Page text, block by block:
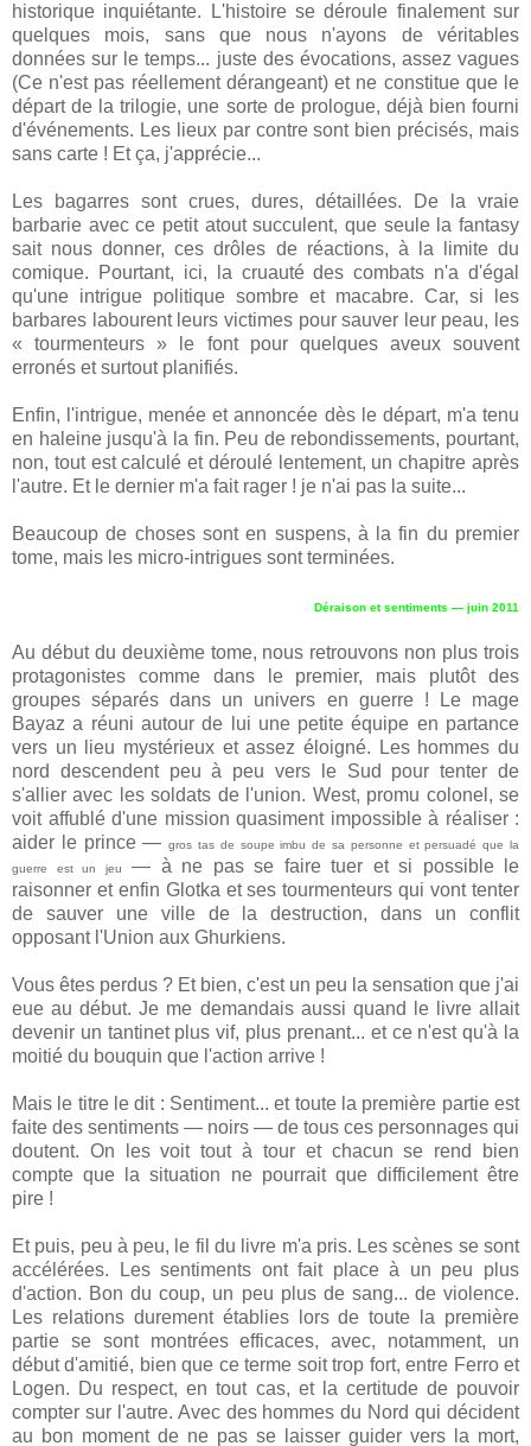
historique inquiétante. L'histoire se déroule finalement sur
quelques mois, sans que nous n'ayons de véritables
données sur le temps... juste des évocations, assez vagues
(Ce n'est pas réellement dérangeant) et ne constitue que le
départ de la trilogie, une sorte de prologue, déjà bien fourni
d'événements. Les lieux par contre sont bien précisés, mais
sans carte ! Et ça, j'apprécie...
Les bagarres sont crues, dures, détaillées. De la vraie
barbarie avec ce petit atout succulent, que seule la fantasy
sait nous donner, ces drôles de réactions, à la limite du
comique. Pourtant, ici, la cruauté des combats n'a d'égal
qu'une intrigue politique sombre et macabre. Car, si les
barbares labourent leurs victimes pour sauver leur peau, les
« tourmenteurs » le font pour quelques aveux souvent
erronés et surtout planifiés.
Enfin, l'intrigue, menée et annoncée dès le départ, m'a tenu
en haleine jusqu'à la fin. Peu de rebondissements, pourtant,
non, tout est calculé et déroulé lentement, un chapitre après
l'autre. Et le dernier m'a fait rager ! je n'ai pas la suite...
Beaucoup de choses sont en suspens, à la fin du premier
tome, mais les micro-intrigues sont terminées.
Déraison et sentiments — juin 2011
Au début du deuxième tome, nous retrouvons non plus trois
protagonistes comme dans le premier, mais plutôt des
groupes séparés dans un univers en guerre ! Le mage
Bayaz a réuni autour de lui une petite équipe en partance
vers un lieu mystérieux et assez éloigné. Les hommes du
nord descendent peu à peu vers le Sud pour tenter de
s'allier avec les soldats de l'union. West, promu colonel, se
voit affublé d'une mission quasiment impossible à réaliser :
aider le prince —gros tas de soupe imbu de sa personne et persuadé que la
guerre est un jeu
— à ne pas se faire tuer et si possible le
raisonner et enfin Glotka et ses tourmenteurs qui vont tenter
de sauver une ville de la destruction, dans un conflit
opposant l'Union aux Ghurkiens.
Vous êtes perdus ? Et bien, c'est un peu la sensation que j'ai
eue au début. Je me demandais aussi quand le livre allait
devenir un tantinet plus vif, plus prenant... et ce n'est qu'à la
moitié du bouquin que l'action arrive !
Mais le titre le dit : Sentiment... et toute la première partie est
faite des sentiments — noirs — de tous ces personnages qui
doutent. On les voit tout à tour et chacun se rend bien
compte que la situation ne pourrait que difficilement être
pire !
Et puis, peu à peu, le fil du livre m'a pris. Les scènes se sont
accélérées. Les sentiments ont fait place à un peu plus
d'action. Bon du coup, un peu plus de sang... de violence.
Les relations durement établies lors de toute la première
partie se sont montrées efficaces, avec, notamment, un
début d'amitié, bien que ce terme soit trop fort, entre Ferro et
Logen. Du respect, en tout cas, et la certitude de pouvoir
compter sur l'autre. Avec des hommes du Nord qui décident
au bon moment de ne pas se laisser guider vers la mort,